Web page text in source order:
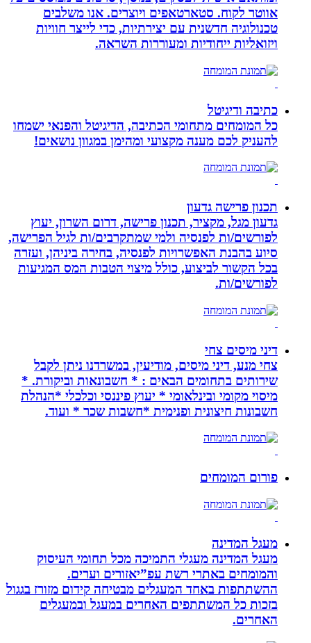
אווטר לקוח. סטארטאפים ויוצרים. אנו משלבים
טכנולוגיה חדשנית עם יצירתיות, כדי לייצר חוויות
ויזואליות ייחודיות ומעוררות השראה.
כתיבה ודיגיטל
כל המומחים מתחומי הכתיבה, הדיגיטל והפנאי ישמחו
להעניק לכם מענה מקצועי ומהימן במגוון נושאים!
תכנון פרישה גדעון
גדעון מגל, מקציר, תכנון פרישה, דרום השרון, יעוץ
לפורשים/ות לפנסיה ולמי שמתקרבים/ות לגיל הפרישה,
סיוע בהבנת האפשרויות לפנסיה, בחירה ביניהן, ועזרה
בכל הקשור לביצוע, כולל מיצוי הטבות המס המגיעות
לפורשים/ות.
דיני מיסים צחי
צחי מנע, דיני מיסים, מודיעין, במשרדנו ניתן לקבל
שירותים בתחומים הבאים : * חשבונאות וביקורת. *
מיסוי מקומי ובינלאומי * יעוץ פיננסי וכלכלי *הנהלת
חשבונות חיצונית ופנימית *חשבות שכר * ועוד.
פורום המומחים
מעגל המדינה
מעגל המדינה מעגלי התמיכה מכל תחומי העיסוק
והמומחים באתרי רשת עפ”יאזורים וערים.
ההשתתפות באחד המעגלים מבטיחה קידום מזורז בגגול
בזכות כל המשתתפים האחרים במעגל ובמעגלים
האחרים.